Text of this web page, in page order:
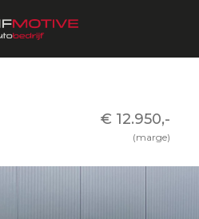
€ 12.950,-
(marge)